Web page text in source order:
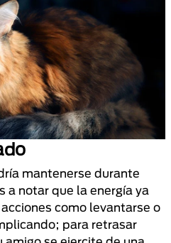
mantenerse durante
a notar que la energía ya
como levantarse o
para retrasar